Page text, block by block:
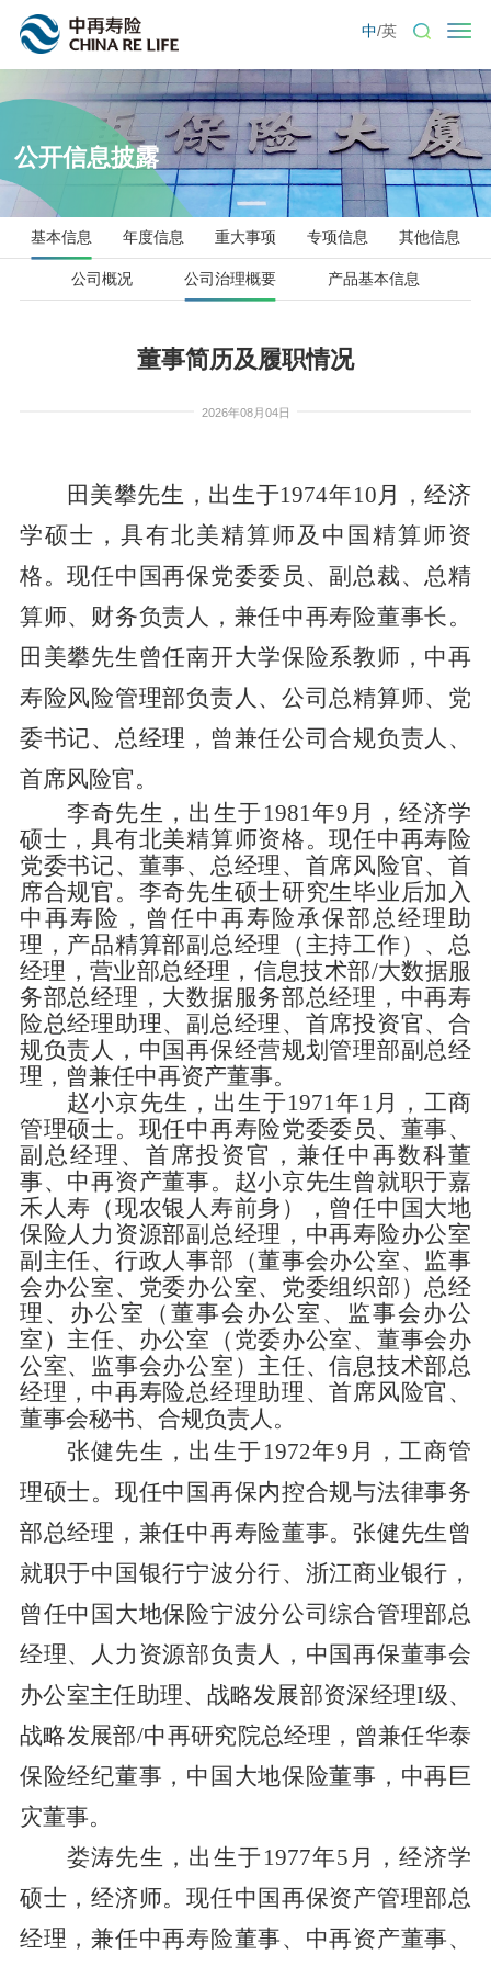
中/英
公开信息披露
基本信息 年度信息 重大事项 专项信息 其他信息
公司概况 公司治理概要 产品基本信息
董事简历及履职情况
2026年08月04日
田美攀先生，出生于1974年10月，经济
学硕士，具有北美精算师及中国精算师资
格。现任中国再保党委委员、副总裁、总精
算师、财务负责人，兼任中再寿险董事长。
田美攀先生曾任南开大学保险系教师，中再
寿险风险管理部负责人、公司总精算师、党
委书记、总经理，曾兼任公司合规负责人、
首席风险官。
李奇先生，出生于1981年9月，经济学
硕士，具有北美精算师资格。现任中再寿险
党委书记、董事、总经理、首席风险官、首
席合规官。李奇先生硕士研究生毕业后加入
中再寿险，曾任中再寿险承保部总经理助
理，产品精算部副总经理（主持工作）、总
经理，营业部总经理，信息技术部/大数据服
务部总经理，大数据服务部总经理，中再寿
险总经理助理、副总经理、首席投资官、合
规负责人，中国再保经营规划管理部副总经
理，曾兼任中再资产董事。
赵小京先生，出生于1971年1月，工商
管理硕士。现任中再寿险党委委员、董事、
副总经理、首席投资官，兼任中再数科董
事、中再资产董事。赵小京先生曾就职于嘉
禾人寿（现农银人寿前身），曾任中国大地
保险人力资源部副总经理，中再寿险办公室
副主任、行政人事部（董事会办公室、监事
会办公室、党委办公室、党委组织部）总经
理、办公室（董事会办公室、监事会办公
室）主任、办公室（党委办公室、董事会办
公室、监事会办公室）主任、信息技术部总
经理，中再寿险总经理助理、首席风险官、
董事会秘书、合规负责人。
张健先生，出生于1972年9月，工商管
理硕士。现任中国再保内控合规与法律事务
部总经理，兼任中再寿险董事。张健先生曾
就职于中国银行宁波分行、浙江商业银行，
曾任中国大地保险宁波分公司综合管理部总
经理、人力资源部负责人，中国再保董事会
办公室主任助理、战略发展部资深经理I级、
战略发展部/中再研究院总经理，曾兼任华泰
保险经纪董事，中国大地保险董事，中再巨
灾董事。
娄涛先生，出生于1977年5月，经济学
硕士，经济师。现任中国再保资产管理部总
经理，兼任中再寿险董事、中再资产董事、